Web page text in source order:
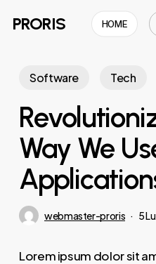
content
PRORIS HOME
Software Tech
Way We
webmaster-proris 5
Lorem ipsum dolor sit